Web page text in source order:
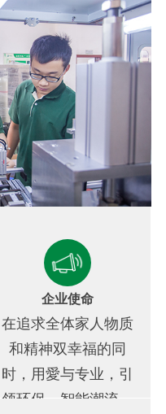
企业使命
在追求全体家人物质
和精神双幸福的同
时，用愛与专业，引
领环保、智能潮流，